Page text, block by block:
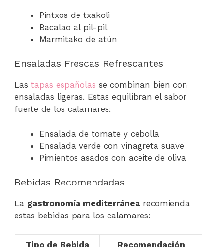
Pintxos de txakoli
Bacalao al pil-pil
Marmitako de atún
Ensaladas Frescas Refrescantes
Las tapas españolas se combinan bien con
ensaladas ligeras. Estas equilibran el sabor
fuerte de los calamares:
Ensalada de tomate y cebolla
Ensalada verde con vinagreta suave
Pimientos asados con aceite de oliva
Bebidas Recomendadas
La gastronomía mediterránea recomienda
estas bebidas para los calamares:
Tipo de Bebida Recomendación